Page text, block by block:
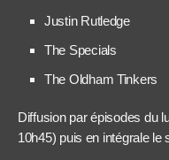
Justin Rutledge
The Specials
The Oldham Tinkers
Diffusion par épisodes du
10h45) puis en intégrale